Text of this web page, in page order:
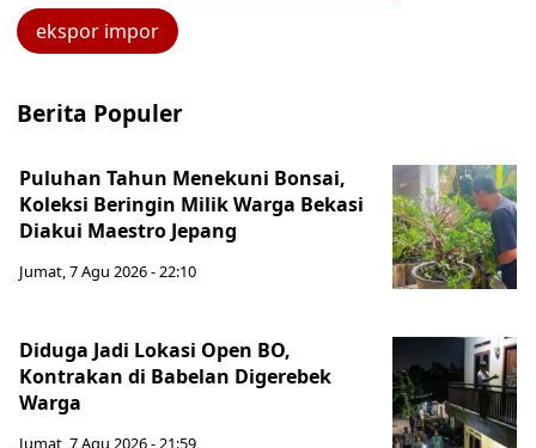
ekspor impor
Berita Populer
Puluhan Tahun Menekuni Bonsai,
Koleksi Beringin Milik Warga Bekasi
Diakui Maestro Jepang
Jumat, 7 Agu 2026 - 22:10
Diduga Jadi Lokasi Open BO,
Kontrakan di Babelan Digerebek
Warga
Jumat, 7 Agu 2026 - 21:59